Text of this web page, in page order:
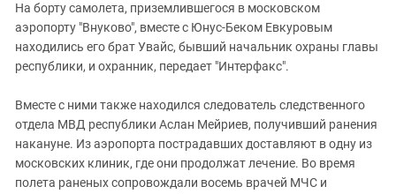
СКФО
Ставропольский край
Чечня
Южный Кавказ
ЮФО
На борту самолета, приземлившегося в московском
аэропорту "Внуково", вместе с Юнус-Беком Евкуровым
находились его брат Увайс, бывший начальник охраны главы
республики, и охранник, передает "Интерфакс".
Вместе с ними также находился следователь следственного
отдела МВД республики Аслан Мейриев, получивший ранения
накануне. Из аэропорта пострадавших доставляют в одну из
московских клиник, где они продолжат лечение. Во время
полета раненых сопровождали восемь врачей МЧС и